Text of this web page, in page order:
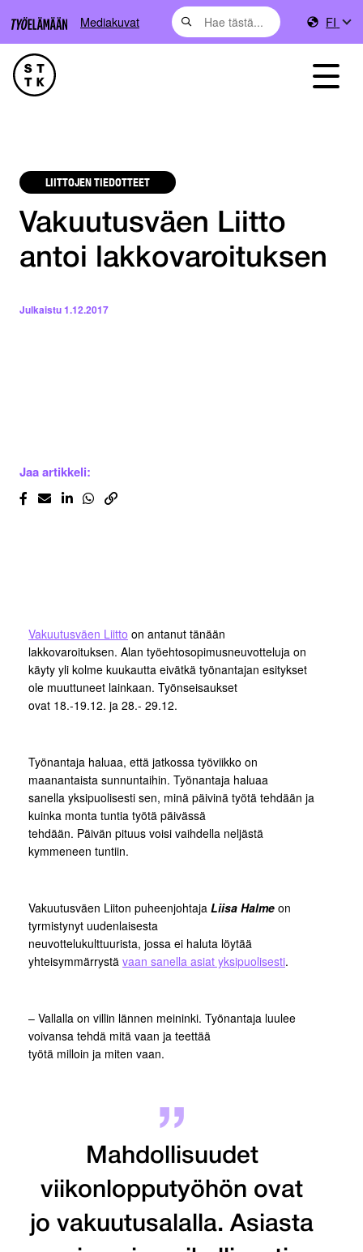
Mediakuvat FI
LIITTOJEN TIEDOTTEET
Vakuutusväen Liitto
antoi lakkovaroituksen
Julkaistu1.12.2017
Jaa artikkeli:
Vakuutusväen Liitto on antanut tänään
lakkovaroituksen. Alan työehtosopimusneuvotteluja on
käyty yli kolme kuukautta eivätkä työnantajan esitykset
ole muuttuneet lainkaan. Työnseisaukset
ovat 18.-19.12. ja 28.- 29.12.
Työnantaja haluaa, että jatkossa työviikko on
maanantaista sunnuntaihin. Työnantaja haluaa
sanella yksipuolisesti sen, minä päivinä työtä tehdään ja
kuinka monta tuntia työtä päivässä
tehdään. Päivän pituus voisi vaihdella neljästä
kymmeneen tuntiin.
Vakuutusväen Liiton puheenjohtaja Liisa Halme on
tyrmistynyt uudenlaisesta
neuvottelukulttuurista, jossa ei haluta löytää
yhteisymmärrystä vaan sanella asiat yksipuolisesti.
– Vallalla on villin lännen meininki. Työnantaja luulee
voivansa tehdä mitä vaan ja teettää
työtä milloin ja miten vaan.
Mahdollisuudet
viikonlopputyöhön ovat
jo vakuutusalalla. Asiasta